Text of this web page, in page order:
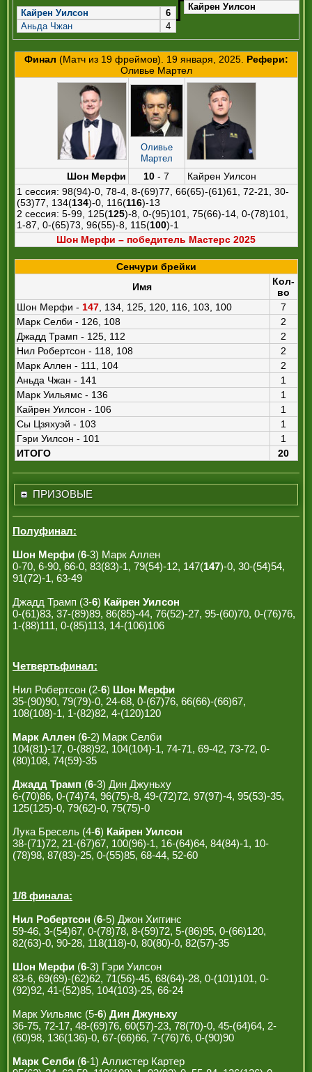
Кайрен Уилсон
Кайрен Уилсон
6
Аньда Чжан
4
Финал (Матч из 19 фреймов). 19 января, 2025. Рефери:
Оливье Мартел
Оливье
Мартел
Шон Мерфи 10 - 7
Кайрен Уилсон
1 сессия: 98(94)-0, 78-4, 8-(69)77, 66(65)-(61)61, 72-21, 30-
(53)77, 134(134)-0, 116(116)-13
2 сессия: 5-99, 125(125)-8, 0-(95)101, 75(66)-14, 0-(78)101,
1-87, 0-(65)73, 96(55)-8, 115(100)-1
Шон Мерфи – победитель Мастерс 2025
Сенчури брейки
Имя
Кол-
во
Шон Мерфи - 147, 134, 125, 120, 116, 103, 100
7
Марк Селби - 126, 108
2
Джадд Трамп - 125, 112
2
Нил Робертсон - 118, 108
2
Марк Аллен - 111, 104
2
Аньда Чжан - 141
1
Марк Уильямс - 136
1
Кайрен Уилсон - 106
1
Сы Цзяхуэй - 103
1
Гэри Уилсон - 101
1
ИТОГО
20
ПРИЗОВЫЕ
Полуфинал:
Шон Мерфи (6-3) Марк Аллен
0-70, 6-90, 66-0, 83(83)-1, 79(54)-12, 147(147)-0, 30-(54)54,
91(72)-1, 63-49
Джадд Трамп (3-6) Кайрен Уилсон
0-(61)83, 37-(89)89, 86(85)-44, 76(52)-27, 95-(60)70, 0-(76)76,
1-(88)111, 0-(85)113, 14-(106)106
Четвертьфинал:
Нил Робертсон (2-6) Шон Мерфи
35-(90)90, 79(79)-0, 24-68, 0-(67)76, 66(66)-(66)67,
108(108)-1, 1-(82)82, 4-(120)120
Марк Аллен (6-2) Марк Селби
104(81)-17, 0-(88)92, 104(104)-1, 74-71, 69-42, 73-72, 0-
(80)108, 74(59)-35
Джадд Трамп (6-3) Дин Джуньху
6-(70)86, 0-(74)74, 96(75)-8, 49-(72)72, 97(97)-4, 95(53)-35,
125(125)-0, 79(62)-0, 75(75)-0
Лука Бресель (4-6) Кайрен Уилсон
38-(71)72, 21-(67)67, 100(96)-1, 16-(64)64, 84(84)-1, 10-
(78)98, 87(83)-25, 0-(55)85, 68-44, 52-60
1/8 финала:
Нил Робертсон (6-5) Джон Хиггинс
59-46, 3-(54)67, 0-(78)78, 8-(59)72, 5-(86)95, 0-(66)120,
82(63)-0, 90-28, 118(118)-0, 80(80)-0, 82(57)-35
Шон Мерфи (6-3) Гэри Уилсон
83-6, 69(69)-(62)62, 71(56)-45, 68(64)-28, 0-(101)101, 0-
(92)92, 41-(52)85, 104(103)-25, 66-24
Марк Уильямс (5-6) Дин Джуньху
36-75, 72-17, 48-(69)76, 60(57)-23, 78(70)-0, 45-(64)64, 2-
(60)98, 136(136)-0, 67-(66)66, 7-(76)76, 0-(90)90
Марк Селби (6-1) Аллистер Картер